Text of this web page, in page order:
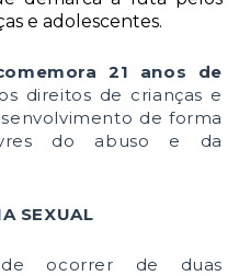
e adolescentes.
21 anos de
direitos de crianças e
de forma
do abuso e da
SEXUAL
ocorrer de duas